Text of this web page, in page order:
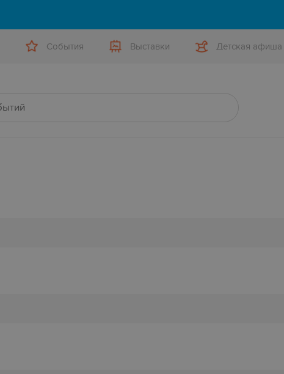
События Выставки Детская афиша